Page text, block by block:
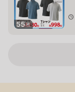
55枚